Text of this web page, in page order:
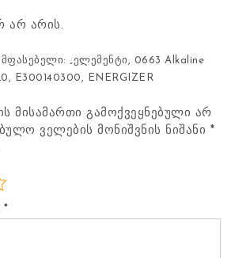
არ არის.
„ელემენტი, 0663 Alkaline
E300140300, ENERGIZER
მისამართი გამოქვეყნებული არ
ველების მონიშვნის ნიშანი *
*